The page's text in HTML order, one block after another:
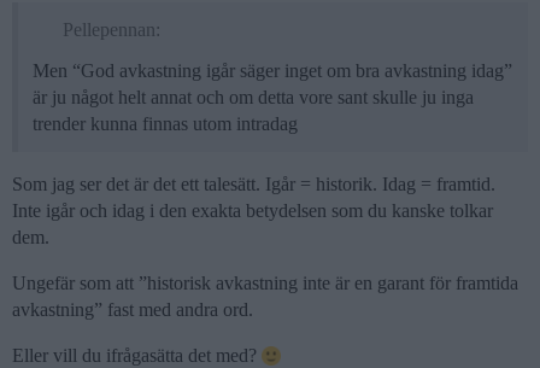
Pellepennan:
Men “God avkastning igår säger inget om bra avkastning idag”
är ju något helt annat och om detta vore sant skulle ju inga
trender kunna finnas utom intradag
Som jag ser det är det ett talesätt. Igår = historik. Idag = framtid.
Inte igår och idag i den exakta betydelsen som du kanske tolkar
dem.
Ungefär som att ”historisk avkastning inte är en garant för framtida
avkastning” fast med andra ord.
Eller vill du ifrågasätta det med?